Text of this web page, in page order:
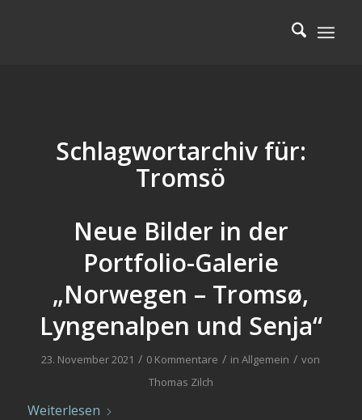
Schlagwortarchiv für:
Tromsö
Neue Bilder in der
Portfolio-Galerie
„Norwegen – Tromsø,
Lyngenalpen und Senja“
23. November 2021 / 0 Kommentare / inAllgemein / von
Thomas Zilch
Weiterlesen